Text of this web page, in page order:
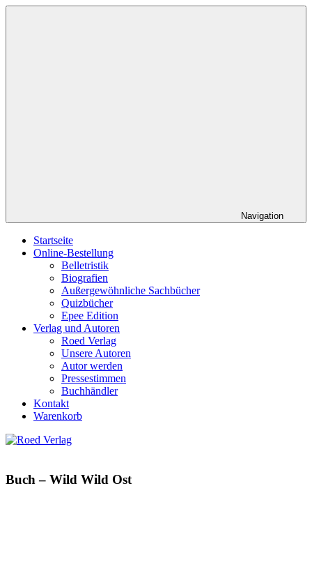
Zum
Navigation
Startseite
Online-Bestellung
Belletristik
Biografien
Außergewöhnliche Sachbücher
Quizbücher
Epee Edition
Verlag und Autoren
Roed Verlag
Unsere Autoren
Autor werden
Pressestimmen
Buchhändler
Kontakt
Warenkorb
Buch – Wild Wild Ost